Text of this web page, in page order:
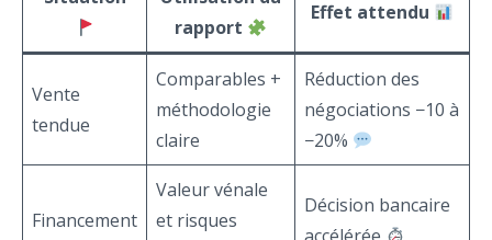
rapport
Effet attendu
Vente
tendue
Comparables +
méthodologie
claire
Réduction des
négociations −10 à
−20%
Financement
Valeur vénale
et risques
Décision bancaire